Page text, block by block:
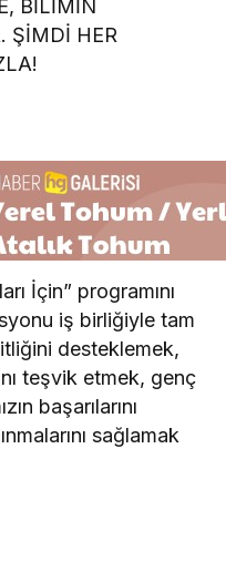
BİLİMİN
ŞİMDİ HER
İçin” programını
iş birliğiyle tam
desteklemek,
teşvik etmek, genç
başarılarını
sağlamak